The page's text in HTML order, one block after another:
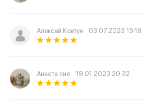
Алексей Ковтун 03.07.2023 15:18
Анаста сия 19.01.2023 20:32